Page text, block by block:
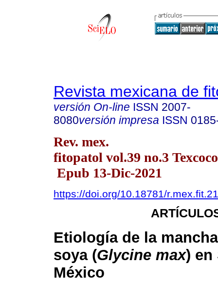
Revista mexicana de
versión On-line ISSN 2007-
8080versión impresa ISSN
Rev. mex.
fitopatol vol.39 no.3
Epub 13-Dic-2021
https://doi.org/10.18781/
Etiología de la
soya (Glycine max) en
México